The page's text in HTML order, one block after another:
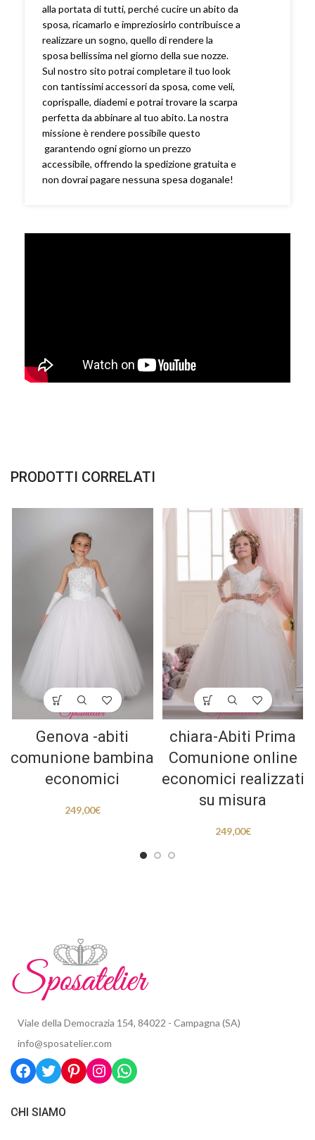
alla portata di tutti, perché cucire un abito da
sposa, ricamarlo e impreziosirlo contribuisce a
realizzare un sogno, quello di rendere la
sposa bellissima nel giorno della sue nozze.
Sul nostro sito potrai completare il tuo look
con tantissimi accessori da sposa, come veli,
coprispalle, diademi e potrai trovare la scarpa
perfetta da abbinare al tuo abito. La nostra
missione è rendere possibile questo
garantendo ogni giorno un prezzo
accessibile, offrendo la spedizione gratuita e
non dovrai pagare nessuna spesa doganale!
PRODOTTI CORRELATI
Genova -abiti
comunione bambina
economici
249,00€
chiara-Abiti Prima
Comunione online
economici realizzati
su misura
249,00€
Viale della Democrazia 154, 84022 - Campagna (SA)
info@sposatelier.com
CHI SIAMO